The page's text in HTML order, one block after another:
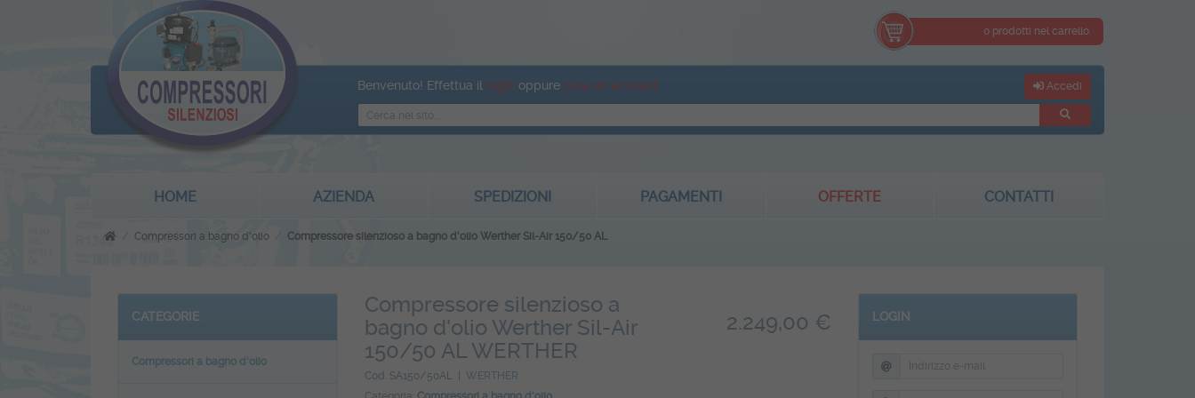
0 prodotti nel carrello.
Benvenuto! Effettua il login oppure crea un account Accedi
HOME AZIENDA SPEDIZIONI PAGAMENTI OFFERTE CONTATTI
Compressori a bagno d'olio Compressore silenzioso a bagno d'olio Werther Sil-Air 150/50 AL
CATEGORIE
Compressori a bagno d'olio
Compressore silenzioso a
bagno d'olio Werther Sil-Air
150/50 AL WERTHER
2.249,00 €
Cod. SA150/50AL | WERTHER
LOGIN